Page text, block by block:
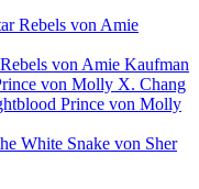
Rebels von Amie
von Amie Kaufman
von Molly X. Chang
Prince von Molly
White Snake von Sher